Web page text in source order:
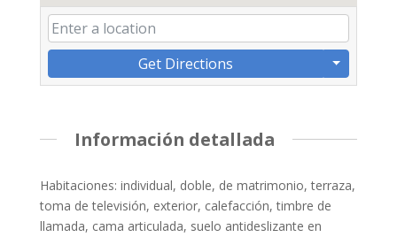
Get Directions
Información detallada
Habitaciones: individual, doble, de matrimonio, terraza,
toma de televisión, exterior, calefacción, timbre de
llamada, cama articulada, suelo antideslizante en